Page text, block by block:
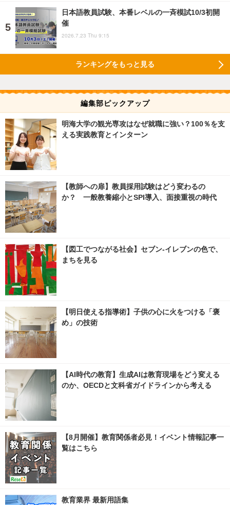
日本語教員試験、本番レベルの一斉模試10/3初開
催
2026.7.23 Thu 9:15
ランキングをもっと見る
編集部ピックアップ
明海大学の観光専攻はなぜ就職に強い？100％を支
える実践教育とインターン
【教師への扉】教員採用試験はどう変わるの
か？ 一般教養縮小とSPI導入、面接重視の時代
【図工でつながる社会】セブン‐イレブンの色で、
まちを見る
【明日使える指導術】子供の心に火をつける「褒
め」の技術
【AI時代の教育】生成AIは教育現場をどう変える
のか、OECDと文科省ガイドラインから考える
【8月開催】教育関係者必見！イベント情報記事一
覧はこちら
教育業界 最新用語集